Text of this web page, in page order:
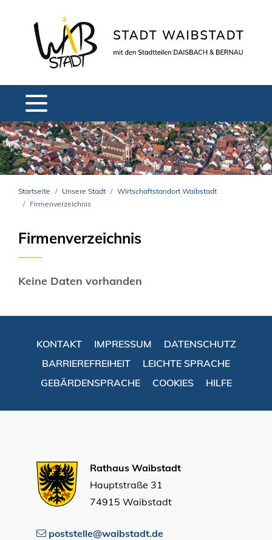
Startseite Unsere Stadt
Wirtschaftstandort Waibstadt
Firmenverzeichnis
Firmenverzeichnis
Keine Daten vorhanden
KONTAKT IMPRESSUM
DATENSCHUTZ
BARRIEREFREIHEIT
LEICHTE SPRACHE
GEBÄRDENSPRACHE
COOKIES HILFE
Rathaus Waibstadt
Hauptstraße 31
74915 Waibstadt
poststelle@waibstadt.de